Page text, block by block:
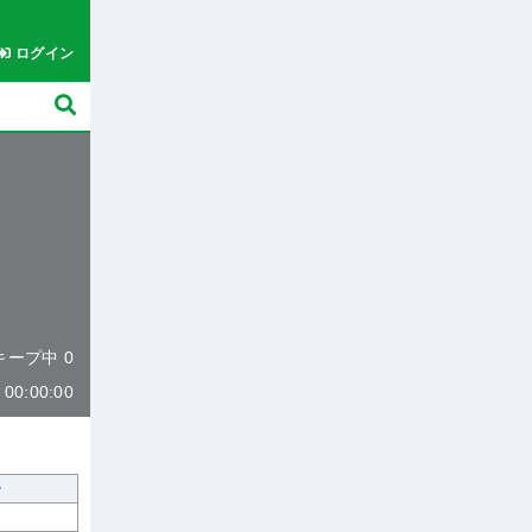
ログイン
ープ中 0
00:00:00